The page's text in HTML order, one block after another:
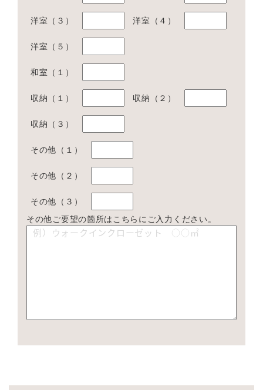
洋室（３） 洋室（４）
洋室（５）
和室（１）
収納（１） 収納（２）
収納（３）
その他（１）
その他（２）
その他（３）
その他ご要望の箇所はこちらにご入力ください。